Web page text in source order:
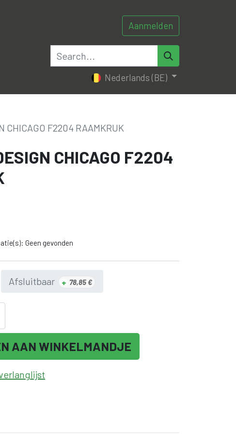
Aanmelden
0
Nederlands (BE)
CHICAGO F2204 RAAMKRUK
CHICAGO F2204
Geen gevonden
Afsluitbaar + 78,85 €
AAN WINKELMANDJE